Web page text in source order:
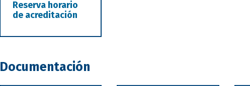
Reserva horario
de acreditación
Documentación